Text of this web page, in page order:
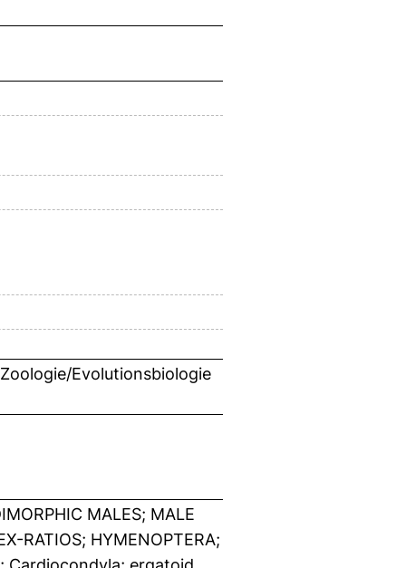
Evolutionsbiologie
MALES; MALE
RATIOS; HYMENOPTERA;